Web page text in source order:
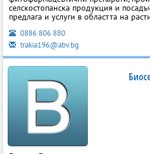
селскостопанска продукция и
предлага и услуги в областта на
0886 806 880
trakia196@abv.bg